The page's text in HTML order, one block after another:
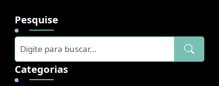
Pesquise
Categorias